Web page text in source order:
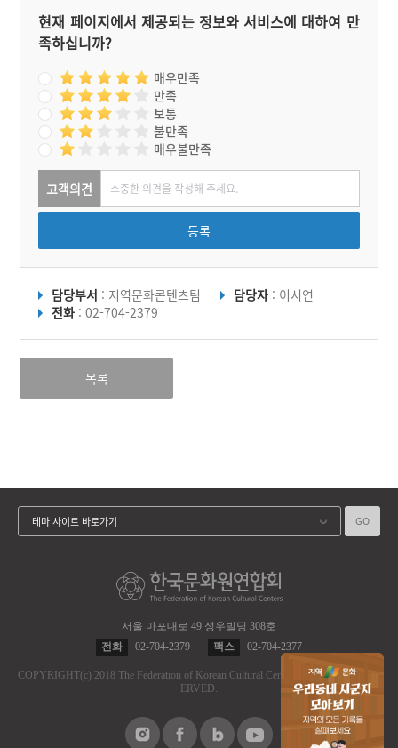
현재 페이지에서 제공되는 정보와 서비스에 대하여 만
족하십니까?
매우만족
만족
보통
불만족
매우불만족
고객의견
등록
담당부서 : 지역문화콘텐츠팀 담당자 : 이서연
전화 : 02-704-2379
목록
서울 마포대로 49 성우빌딩 308호
전화
02-704-2379 팩스 02-704-2377
COPYRIGHT(c) 2018 The Federation of Korean Cultural Centers.
ALL RIGHT RES
ERVED.
테마 사이트 바로가기 GO